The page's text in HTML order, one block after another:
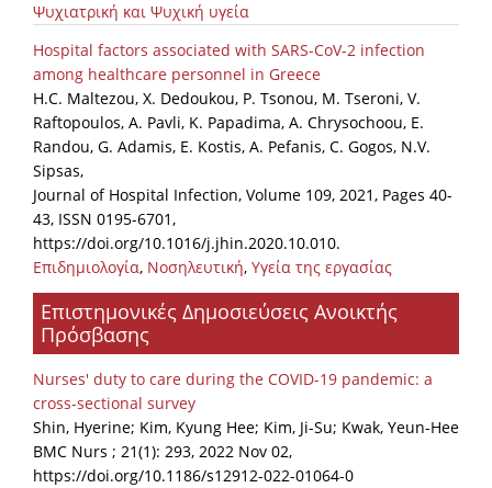
Access to EKT
Ψυχιατρική και Ψυχική υγεία
Hospital factors associated with SARS-CoV-2 infection
among healthcare personnel in Greece
H.C. Maltezou, X. Dedoukou, P. Tsonou, M. Tseroni, V.
Raftopoulos, A. Pavli, K. Papadima, A. Chrysochoou, E.
Randou, G. Adamis, E. Kostis, A. Pefanis, C. Gogos, N.V.
Sipsas,
Journal of Hospital Infection, Volume 109, 2021, Pages 40-
43, ISSN 0195-6701,
https://doi.org/10.1016/j.jhin.2020.10.010.
Επιδημιολογία, Νοσηλευτική, Υγεία της εργασίας
Επιστημονικές Δημοσιεύσεις Ανοικτής
Πρόσβασης
Nurses' duty to care during the COVID-19 pandemic: a
cross-sectional survey
Shin, Hyerine; Kim, Kyung Hee; Kim, Ji-Su; Kwak, Yeun-Hee
BMC Nurs ; 21(1): 293, 2022 Nov 02,
https://doi.org/10.1186/s12912-022-01064-0